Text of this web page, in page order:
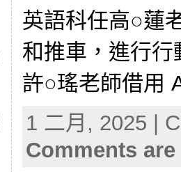
英語科任高○蓮
和推車，進行
許○瑤老師借用
1 二月, 2025 |
Comments